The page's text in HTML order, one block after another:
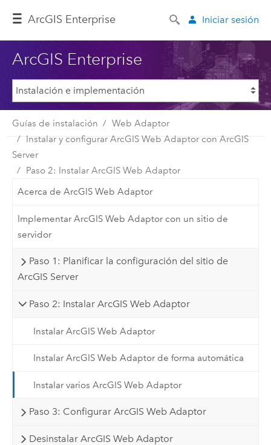
ArcGIS Enterprise Iniciar sesión
ArcGIS Enterprise
Guías de instalación
Web Adaptor
Instalar y configurar ArcGIS Web Adaptor con ArcGIS
Server
Paso 2: Instalar ArcGIS Web Adaptor
Acerca de ArcGIS Web Adaptor
Implementar ArcGIS Web Adaptor con un sitio de
servidor
Paso 1: Planificar la configuración del sitio de
ArcGIS Server
Paso 2: Instalar ArcGIS Web Adaptor
Instalar ArcGIS Web Adaptor
Instalar ArcGIS Web Adaptor de forma automática
Instalar varios ArcGIS Web Adaptor
Paso 3: Configurar ArcGIS Web Adaptor
Desinstalar ArcGIS Web Adaptor